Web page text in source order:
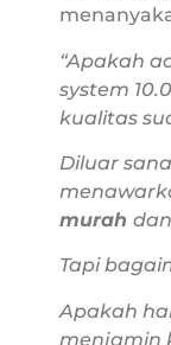
“Apakah
system
kualitas
Diluar
murah dan
Tapi
Apakah
menjamin